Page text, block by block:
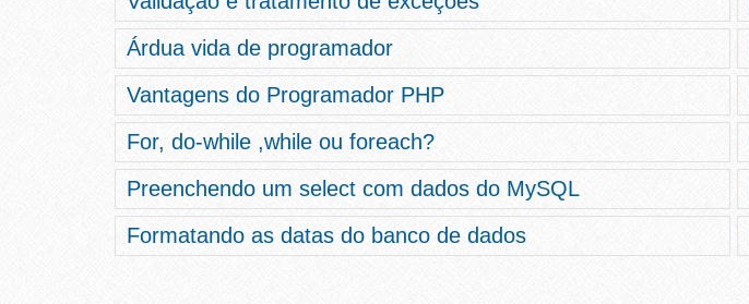
Árdua vida de programador
Vantagens do Programador PHP
For, do-while ,while ou foreach?
Preenchendo um select com dados do MySQL
Formatando as datas do banco de dados